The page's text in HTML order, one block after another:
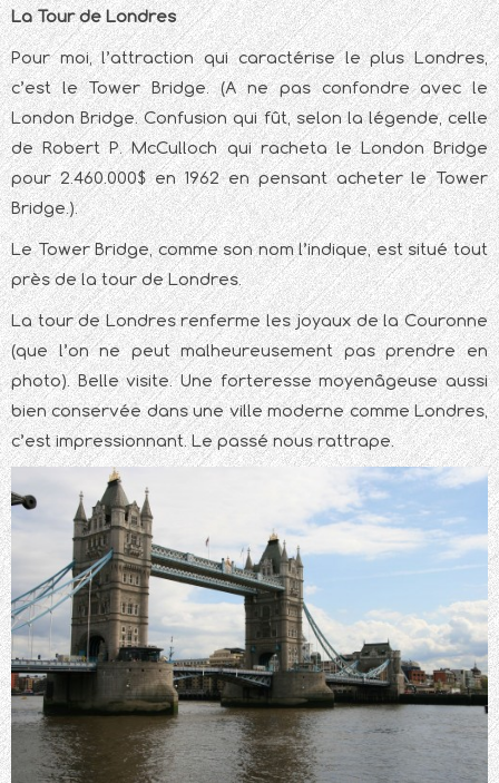
La Tour de Londres
Pour moi, l’attraction qui caractérise le plus Londres,
c’est le Tower Bridge. (A ne pas confondre avec le
London Bridge. Confusion qui fût, selon la légende, celle
de Robert P. McCulloch qui racheta le London Bridge
pour 2.460.000$ en 1962 en pensant acheter le Tower
Bridge.).
Le Tower Bridge, comme son nom l’indique, est situé tout
près de la tour de Londres.
La tour de Londres renferme les joyaux de la Couronne
(que l’on ne peut malheureusement pas prendre en
photo). Belle visite. Une forteresse moyenâgeuse aussi
bien conservée dans une ville moderne comme Londres,
c’est impressionnant. Le passé nous rattrape.